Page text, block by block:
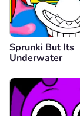
Sprunki But Its
Underwater